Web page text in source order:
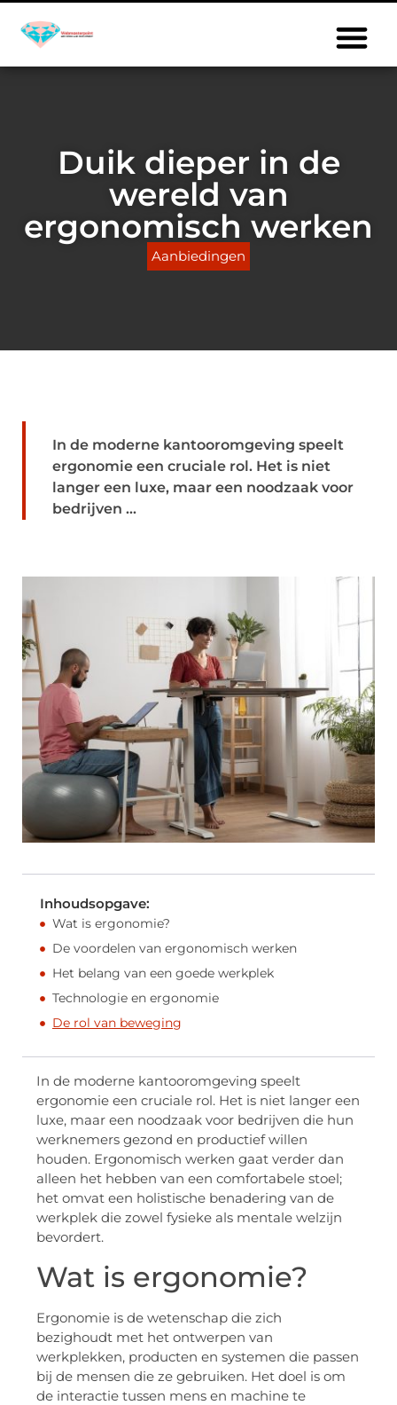
Duik dieper in de
wereld van
ergonomisch werken
Aanbiedingen
In de moderne kantooromgeving speelt
ergonomie een cruciale rol. Het is niet
langer een luxe, maar een noodzaak voor
bedrijven ...
Inhoudsopgave:
Wat is ergonomie?
De voordelen van ergonomisch werken
Het belang van een goede werkplek
Technologie en ergonomie
De rol van beweging
In de moderne kantooromgeving speelt
ergonomie een cruciale rol. Het is niet langer een
luxe, maar een noodzaak voor bedrijven die hun
werknemers gezond en productief willen
houden. Ergonomisch werken gaat verder dan
alleen het hebben van een comfortabele stoel;
het omvat een holistische benadering van de
werkplek die zowel fysieke als mentale welzijn
bevordert.
Wat is ergonomie?
Ergonomie is de wetenschap die zich
bezighoudt met het ontwerpen van
werkplekken, producten en systemen die passen
bij de mensen die ze gebruiken. Het doel is om
de interactie tussen mens en machine te